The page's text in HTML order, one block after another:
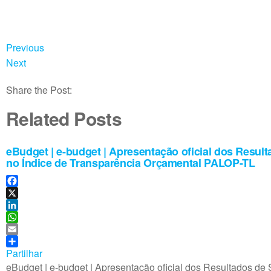
n
p
p
Previous
Next
Share the Post:
Related Posts
eBudget | e-budget | Apresentação oficial dos
no Índice de Transparência Orçamental PALOP-TL
F
a
c
e
b
o
o
X
L
i
n
k
e
W
h
a
t
E
m
a
Partilhar
eBudget | e-budget | Apresentação oficial dos Resultados de